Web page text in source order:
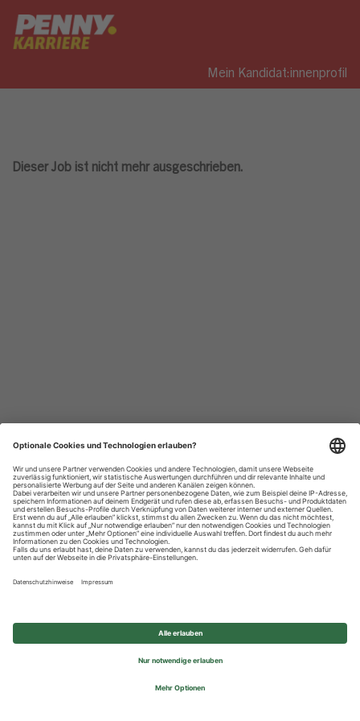
Mein Kandidat:innenprofil
Dieser Job ist nicht mehr ausgeschrieben.
Datenschutzhinweise
Impressum
Privatsphäre-Einstellungen
© 2026 REWE Group - All rights reserved